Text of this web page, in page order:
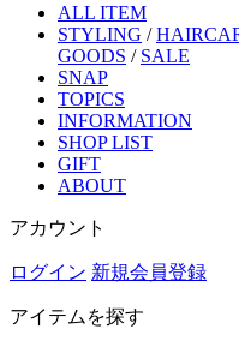
ALL ITEM
STYLING /
GOODS / SALE
SNAP
TOPICS
INFORMATION
SHOP LIST
GIFT
ABOUT
アカウント
ログイン 新規会員登録
アイテムを探す